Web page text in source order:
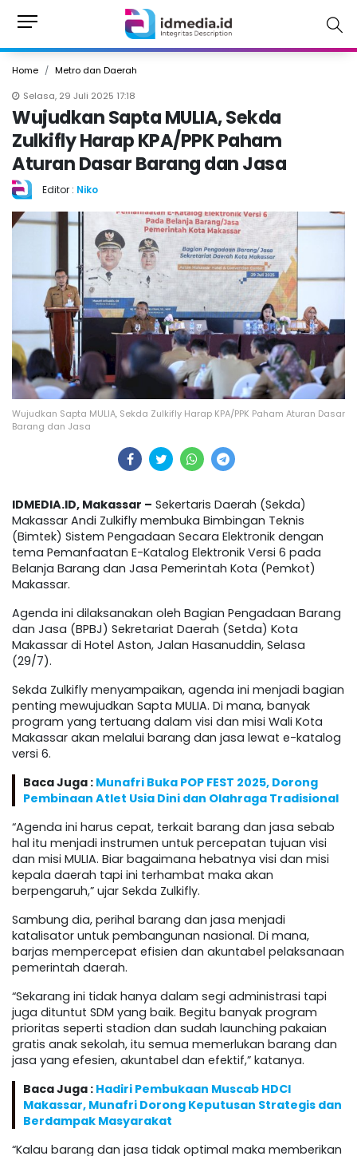
Home
Metro dan Daerah
Selasa, 29 Juli 2025 17:18
Wujudkan Sapta MULIA, Sekda
Zulkifly Harap KPA/PPK Paham
Aturan Dasar Barang dan Jasa
Editor : Niko
Wujudkan Sapta MULIA, Sekda Zulkifly Harap KPA/PPK Paham Aturan Dasar
Barang dan Jasa
IDMEDIA.ID, Makassar – Sekertaris Daerah (Sekda)
Makassar Andi Zulkifly membuka Bimbingan Teknis
(Bimtek) Sistem Pengadaan Secara Elektronik dengan
tema Pemanfaatan E-Katalog Elektronik Versi 6 pada
Belanja Barang dan Jasa Pemerintah Kota (Pemkot)
Makassar.
Agenda ini dilaksanakan oleh Bagian Pengadaan Barang
dan Jasa (BPBJ) Sekretariat Daerah (Setda) Kota
Makassar di Hotel Aston, Jalan Hasanuddin, Selasa
(29/7).
Sekda Zulkifly menyampaikan, agenda ini menjadi bagian
penting mewujudkan Sapta MULIA. Di mana, banyak
program yang tertuang dalam visi dan misi Wali Kota
Makassar akan melalui barang dan jasa lewat e-katalog
versi 6.
Baca Juga : Munafri Buka POP FEST 2025, Dorong
Pembinaan Atlet Usia Dini dan Olahraga Tradisional
“Agenda ini harus cepat, terkait barang dan jasa sebab
hal itu menjadi instrumen untuk percepatan tujuan visi
dan misi MULIA. Biar bagaimana hebatnya visi dan misi
kepala daerah tapi ini terhambat maka akan
berpengaruh,” ujar Sekda Zulkifly.
Sambung dia, perihal barang dan jasa menjadi
katalisator untuk pembangunan nasional. Di mana,
barjas mempercepat efisien dan akuntabel pelaksanaan
pemerintah daerah.
“Sekarang ini tidak hanya dalam segi administrasi tapi
juga dituntut SDM yang baik. Begitu banyak program
prioritas seperti stadion dan sudah launching pakaian
gratis anak sekolah, itu semua memerlukan barang dan
jasa yang efesien, akuntabel dan efektif,” katanya.
Baca Juga : Hadiri Pembukaan Muscab HDCI
Makassar, Munafri Dorong Keputusan Strategis dan
Berdampak Masyarakat
“Kalau barang dan jasa tidak optimal maka memberikan